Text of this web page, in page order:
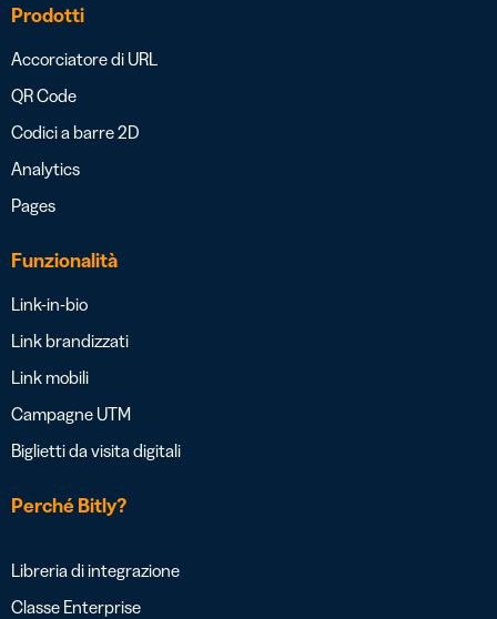
Prodotti
Accorciatore di URL
QR Code
Codici a barre 2D
Analytics
Pages
Funzionalità
Link-in-bio
Link brandizzati
Link mobili
Campagne UTM
Biglietti da visita digitali
Perché Bitly?
Libreria di integrazione
Classe Enterprise